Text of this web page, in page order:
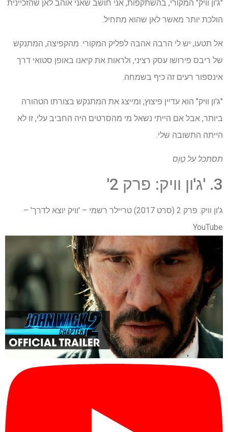
"ג'ון וויק" המקורי, בהשתקפות, אני חושב שאני אוהב לאן שהזכיינית
הולכת יותר מאשר לאן שהוא מתחיל.
אל תטעו, יש לי הרבה אהבה לפליק המקורי. מהקפיצה, המתנקש
של ריבס פירושו עסק רציני, ולראות את קיאנו באופן סטואי דרך
אינספור רעים זה כיף בשמחה.
"ג'ון וויק" הוא עדיין פיצוץ, ומייצג את המתנקש בצורתו הטהורה
ביותר, אבל אם הייתי נשאל מי מהסרטים היה החביב עלי, זו לא
הייתה התשובה שלי.
תסתכל על טַוָס
3. 'ג'ון וויק: פרק 2'
ג'ון וויק: פרק 2 (סרט 2017) טריילר רשמי – 'וויק יוצא לדרך' –
YouTube